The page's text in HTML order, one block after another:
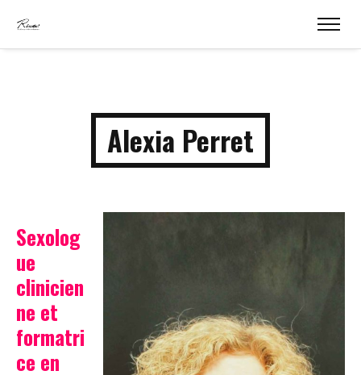
Alexia Perret
Sexolog
ue
clinicien
ne et
formatri
ce en